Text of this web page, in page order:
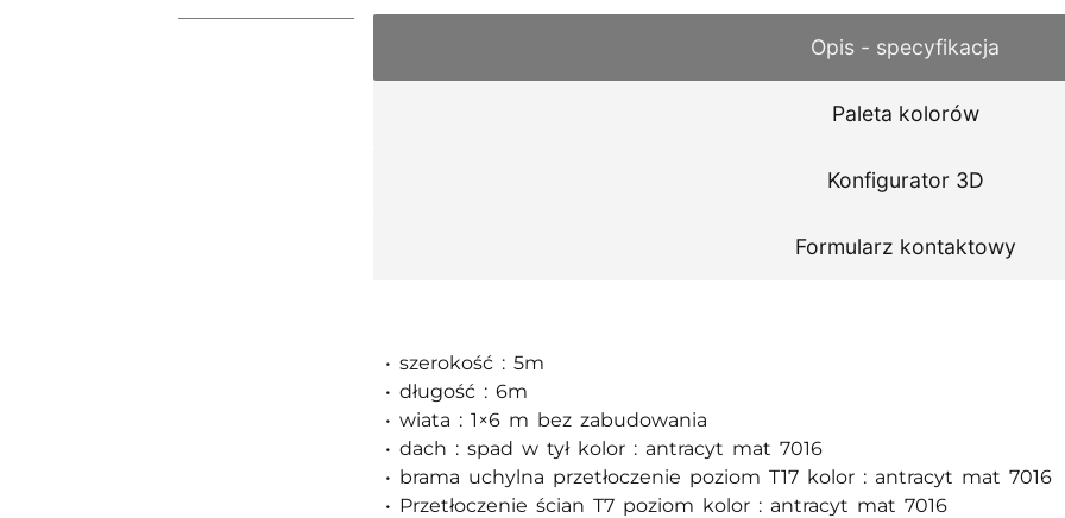
Opis - specyfikacja
Paleta kolorów
Konfigurator 3D
Formularz kontaktowy
• szerokość : 5m
• długość : 6m
• wiata : 1×6 m bez zabudowania
• dach : spad w tył kolor : antracyt mat 7016
• brama uchylna przetłoczenie poziom T17 kolor : antracyt mat 7016
• Przetłoczenie ścian T7 poziom kolor : antracyt mat 7016